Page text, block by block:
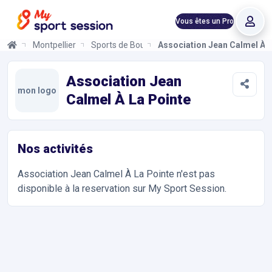
Vous êtes un Pro
Montpellier Sports de Boules Association Jean Calmel À
mon logo
Association Jean
Calmel À La Pointe
Nos activités
Association Jean Calmel À La Pointe n'est pas
disponible à la reservation sur My Sport Session.